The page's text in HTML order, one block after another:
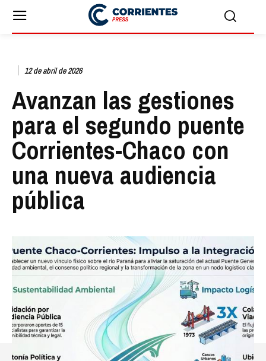
12 de abril de 2026
Avanzan las gestiones
para el segundo puente
Corrientes-Chaco con
una nueva audiencia
pública